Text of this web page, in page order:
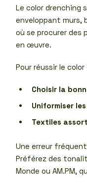
Le color drenching
enveloppant murs,
où se procurer
en œuvre.
Pour réussir le
Choisir la
Uniformiser
Textiles
Une erreur
Préférez des
Monde ou AM.PM,